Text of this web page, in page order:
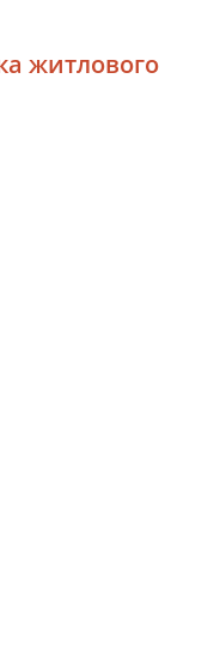
житлового